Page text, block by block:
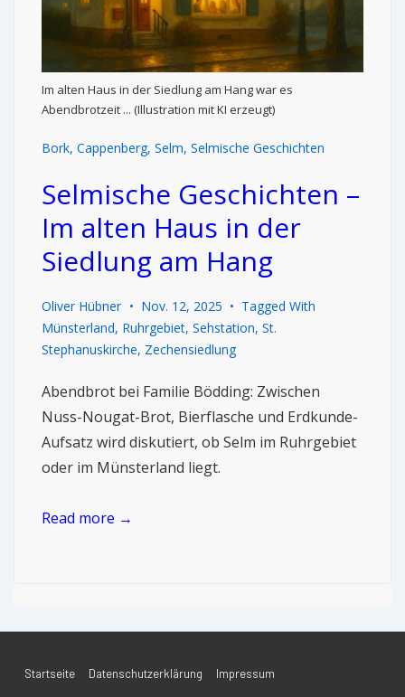
Im alten Haus in der Siedlung am Hang war es
Abendbrotzeit ... (Illustration mit KI erzeugt)
Bork, Cappenberg, Selm, Selmische Geschichten
Selmische Geschichten –
Im alten Haus in der
Siedlung am Hang
Oliver Hübner Nov. 12, 2025
Tagged With
Münsterland, Ruhrgebiet, Sehstation, St.
Stephanuskirche, Zechensiedlung
Abendbrot bei Familie Bödding: Zwischen
Nuss-Nougat-Brot, Bierflasche und Erdkunde-
Aufsatz wird diskutiert, ob Selm im Ruhrgebiet
oder im Münsterland liegt.
Read more →
Startseite Datenschutzerklärung Impressum